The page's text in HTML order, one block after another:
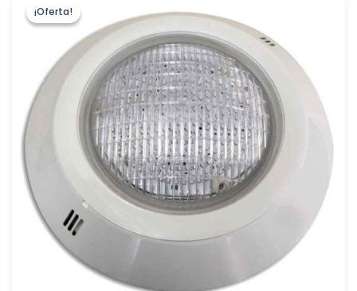
¡Oferta!
¡Oferta!